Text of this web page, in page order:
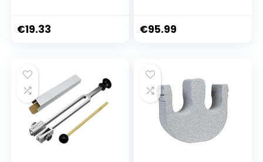
€19.33 €95.99